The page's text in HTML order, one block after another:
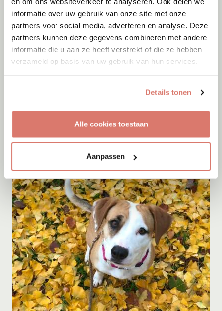
informatie over uw gebruik van onze site met onze
partners voor social media, adverteren en analyse. Deze
partners kunnen deze gegevens combineren met andere
informatie die u aan ze heeft verstrekt of die ze hebben
verzameld op basis van uw gebruik van hun services.
Details tonen
Alle cookies toestaan
Aanpassen
Amsterdam